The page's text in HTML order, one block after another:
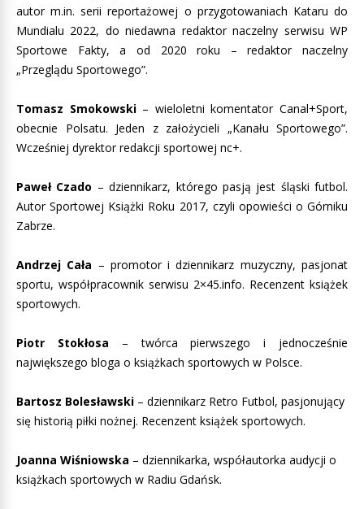
autor m.in. serii reportażowej o przygotowaniach Kataru do
Mundialu 2022, do niedawna redaktor naczelny serwisu WP
Sportowe Fakty, a od 2020 roku – redaktor naczelny
„Przeglądu Sportowego”.
Tomasz Smokowski– wieloletni komentator Canal+Sport,
obecnie Polsatu. Jeden z założycieli „Kanału Sportowego”.
Wcześniej dyrektor redakcji sportowej nc+.
Paweł Czado – dziennikarz, którego pasją jest śląski futbol.
Autor Sportowej Książki Roku 2017, czyli opowieści o Górniku
Zabrze.
Andrzej Cała – promotor i dziennikarz muzyczny, pasjonat
sportu, współpracownik serwisu 2×45.info. Recenzent książek
sportowych.
Piotr Stokłosa – twórca pierwszego i jednocześnie
największego bloga o książkach sportowych w Polsce.
Bartosz Bolesławski – dziennikarz Retro Futbol, pasjonujący
się historią piłki nożnej. Recenzent książek sportowych.
Joanna Wiśniowska – dziennikarka, współautorka audycji o
książkach sportowych w Radiu Gdańsk.